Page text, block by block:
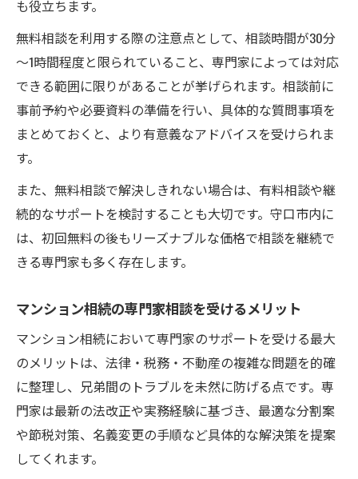
も役立ちます。
無料相談を利用する際の注意点として、相談時間が30分
～1時間程度と限られていること、専門家によっては対応
できる範囲に限りがあることが挙げられます。相談前に
事前予約や必要資料の準備を行い、具体的な質問事項を
まとめておくと、より有意義なアドバイスを受けられま
す。
また、無料相談で解決しきれない場合は、有料相談や継
続的なサポートを検討することも大切です。守口市内に
は、初回無料の後もリーズナブルな価格で相談を継続で
きる専門家も多く存在します。
マンション相続の専門家相談を受けるメリット
マンション相続において専門家のサポートを受ける最大
のメリットは、法律・税務・不動産の複雑な問題を的確
に整理し、兄弟間のトラブルを未然に防げる点です。専
門家は最新の法改正や実務経験に基づき、最適な分割案
や節税対策、名義変更の手順など具体的な解決策を提案
してくれます。